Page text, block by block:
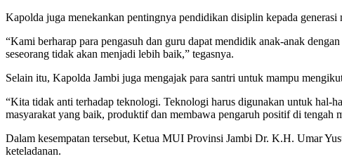
Kapolda juga menekankan pentingnya pendidikan disiplin kepada
“Kami berharap para pengasuh dan guru dapat mendidik anak-anak
seseorang tidak akan menjadi lebih baik,” tegasnya.
Selain itu, Kapolda Jambi juga mengajak para santri untuk mampu
“Kita tidak anti terhadap teknologi. Teknologi harus digunakan untuk hal-
masyarakat yang baik, produktif dan membawa pengaruh positif di tengah
Dalam kesempatan tersebut, Ketua MUI Provinsi Jambi Dr. K.H. Umar
keteladanan.